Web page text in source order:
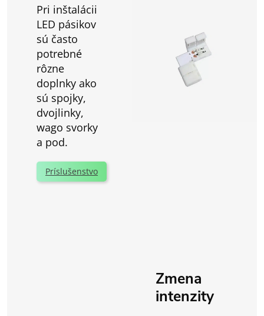
Pri inštalácii
LED pásikov
sú často
potrebné
rôzne
doplnky ako
sú spojky,
dvojlinky,
wago svorky
a pod.
Príslušenstvo
Zmena
intenzity